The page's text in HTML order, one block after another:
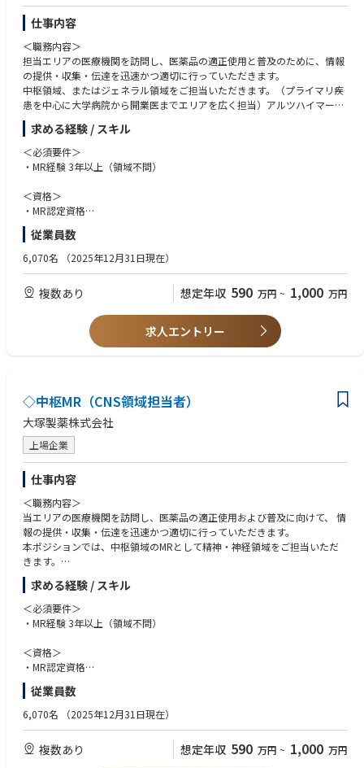
仕事内容
＜職務内容＞
担当エリアの医療機関を訪問し、医薬品の適正使用と普及のために、情報
の提供・収集・伝達を迅速かつ適切に行っていただきます。
中枢領域、またはジェネラル領域をご担当いただきます。（プライマリ疾
患を中心に大学病院から開業医までエリアを広く担当）アルツハイマー型
認知症・高血圧・高脂血症、逆流性食道炎、アトピー
求める経験 / スキル
＜必須要件＞
・MR経験 3年以上（領域不問）
＜資格＞
・MR認定資格
・普通運転免許
＜歓迎要件＞
・社内外の関係部署と協調して連携、行動できるコミュニケーション能力
・周囲を巻き込みながら、業務を遂行できるリーダーシップ
＜マインド・人柄＞
・地域医療に貢献しようとする志のある方
従業員数
6,070名 （2025年12月31日現在）
複数あり 想定年収 590 万円 ~ 1,000 万円
求人エントリー
◇中枢MR（CNS領域担当者）
大塚製薬株式会社
上場企業
仕事内容
＜職務内容＞
当エリアの医療機関を訪問し、医薬品の適正使用および普及に向けて、 情
報の提供・収集・伝達を迅速かつ適切に行っていただきます。
本ポジションでは、中枢領域のMRとして精神・神経領域をご担当いただ
きます。
2024年以降は認知症領域にも関わり、担当先は精神科に加え、脳神経内科
や介護施設など、幅広い領域にわたります。
求める経験 / スキル
＜必須要件＞
・MR経験 3年以上（領域不問）
＜資格＞
・MR認定資格
・普通運転免許
＜歓迎要件＞
・社内外の関係部署と協調して連携、行動できるコミュニケーション能力
・周囲を巻き込みながら、業務を遂行できるリーダーシップ
従業員数
6,070名 （2025年12月31日現在）
複数あり 想定年収 590 万円 ~ 1,000 万円